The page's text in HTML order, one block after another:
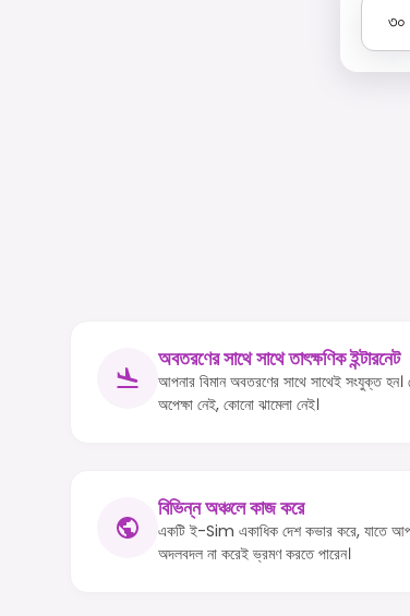
৩০
অবতরণের সাথে সাথে তাৎক্ষণিক ইন্টারনেট
আপনার বিমান অবতরণের সাথে সাথেই সংযুক্ত
অপেক্ষা নেই, কোনো ঝামেলা নেই।
বিভিন্ন অঞ্চলে কাজ করে
একটি ই-Sim একাধিক দেশ কভার করে, যাতে
অদলবদল না করেই ভ্রমণ করতে পারেন।